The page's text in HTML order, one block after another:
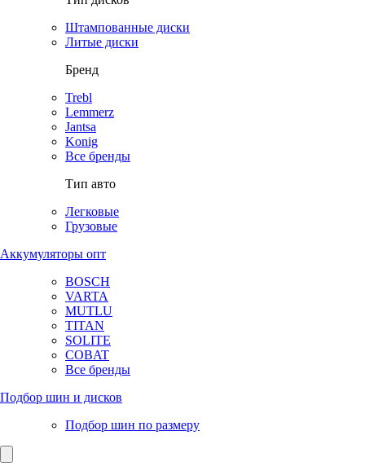
Штампованные диски
Литые диски
Бренд
Trebl
Lemmerz
Jantsa
Konig
Все бренды
Тип авто
Легковые
Грузовые
Аккумуляторы опт
BOSCH
VARTA
MUTLU
TITAN
SOLITE
COBAT
Все бренды
Подбор шин и дисков
Подбор шин по размеру